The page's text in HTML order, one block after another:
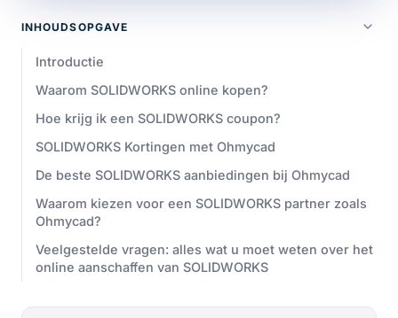
INHOUDSOPGAVE
Introductie
Waarom SOLIDWORKS online kopen?
Hoe krijg ik een SOLIDWORKS coupon?
SOLIDWORKS Kortingen met Ohmycad
De beste SOLIDWORKS aanbiedingen bij Ohmycad
Waarom kiezen voor een SOLIDWORKS partner zoals
Ohmycad?
Veelgestelde vragen: alles wat u moet weten over het
online aanschaffen van SOLIDWORKS